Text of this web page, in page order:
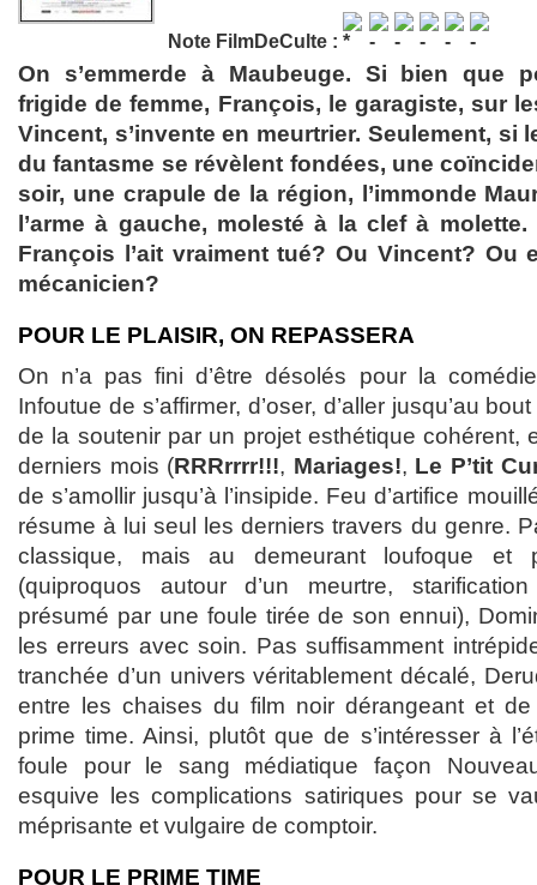
Note FilmDeCulte :
On s’emmerde à Maubeuge. Si bien que
frigide de femme, François, le garagiste, sur
Vincent, s’invente en meurtrier. Seulement, si
du fantasme se révèlent fondées, une
soir, une crapule de la région, l’immonde
l’arme à gauche, molesté à la clef à
François l’ait vraiment tué? Ou Vincent? Ou
mécanicien?
POUR LE PLAISIR, ON REPASSERA
On n’a pas fini d’être désolés pour la
Infoutue de s’affirmer, d’oser, d’aller jusqu’au
de la soutenir par un projet esthétique cohérent,
derniers mois (RRRrrrr!!!, Mariages!, Le P’tit
de s’amollir jusqu’à l’insipide. Feu d’artifice
résume à lui seul les derniers travers du genre.
classique, mais au demeurant loufoque et
(quiproquos autour d’un meurtre,
présumé par une foule tirée de son ennui),
les erreurs avec soin. Pas suffisamment
tranchée d’un univers véritablement décalé,
entre les chaises du film noir dérangeant et
prime time. Ainsi, plutôt que de s’intéresser à
foule pour le sang médiatique façon
esquive les complications satiriques pour se
méprisante et vulgaire de comptoir.
POUR LE PRIME TIME